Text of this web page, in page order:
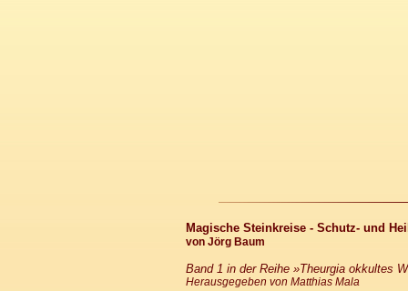
Magische Steinkreise - Schutz- und
von Jörg Baum
Band 1 in der Reihe »Theurgia okkultes
Herausgegeben von Matthias Mala